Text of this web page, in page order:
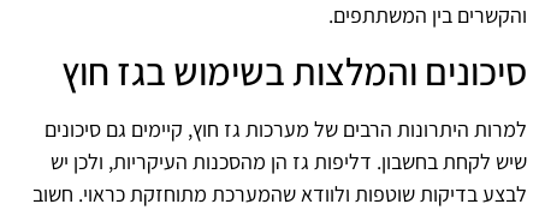
והקשרים בין המשתתפים.
סיכונים והמלצות בשימוש בגז חוץ
למרות היתרונות הרבים של מערכות גז חוץ, קיימים גם סיכונים
שיש לקחת בחשבון. דליפות גז הן מהסכנות העיקריות, ולכן יש
לבצע בדיקות שוטפות ולוודא שהמערכת מתוחזקת כראוי. חשוב